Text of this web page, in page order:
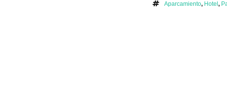
Aparcamiento, Hotel,